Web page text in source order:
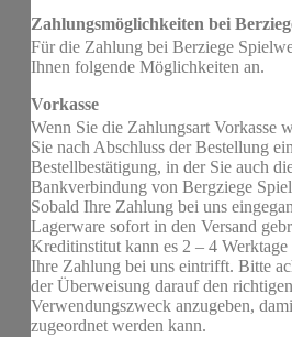
Zahlungsmöglichkeiten bei
Für die Zahlung bei Berziege
Ihnen folgende Möglichkeiten an.
Vorkasse
Wenn Sie die Zahlungsart Vorkasse
Sie nach Abschluss der Bestellung
Bestellbestätigung, in der Sie auch
Bankverbindung von Bergziege
Sobald Ihre Zahlung bei uns
Lagerware sofort in den Versand
Kreditinstitut kann es 2 – 4 Werktage
Ihre Zahlung bei uns eintrifft. Bitte
der Überweisung darauf den richtigen
Verwendungszweck anzugeben,
zugeordnet werden kann.